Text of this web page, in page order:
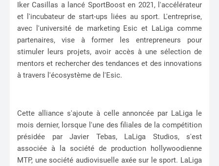
Iker Casillas a lancé SportBoost en 2021, l'accélérateur
et l'incubateur de start-ups liées au sport. L'entreprise,
avec l'université de marketing Esic et LaLiga comme
partenaires, vise à former les entrepreneurs pour
stimuler leurs projets, avoir accès à une sélection de
mentors et rechercher des tendances et des innovations
à travers l'écosystème de l'Esic.
Cette alliance s'ajoute à celle annoncée par LaLiga le
mois dernier, lorsque l'une des filiales de la compétition
présidée par Javier Tebas, LaLiga Studios, s'est
associée à la société de production hollywoodienne
MTP, une société audiovisuelle axée sur le sport. LaLiga